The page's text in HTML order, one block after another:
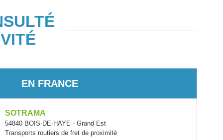
EN FRANCE
SOTRAMA
54840 BOIS-DE-HAYE - Grand Est
Transports routiers de fret de proximité